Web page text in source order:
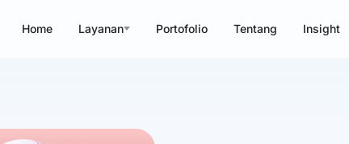
Home Layanan Portofolio Tentang Insight